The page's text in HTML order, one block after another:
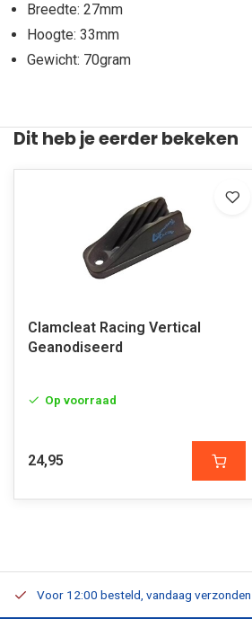
Breedte: 27mm
Hoogte: 33mm
Gewicht: 70gram
Dit heb je eerder bekeken
Clamcleat Racing Vertical
Geanodiseerd
Op voorraad
24,95
Voor 12:00 besteld, vandaag verzonden